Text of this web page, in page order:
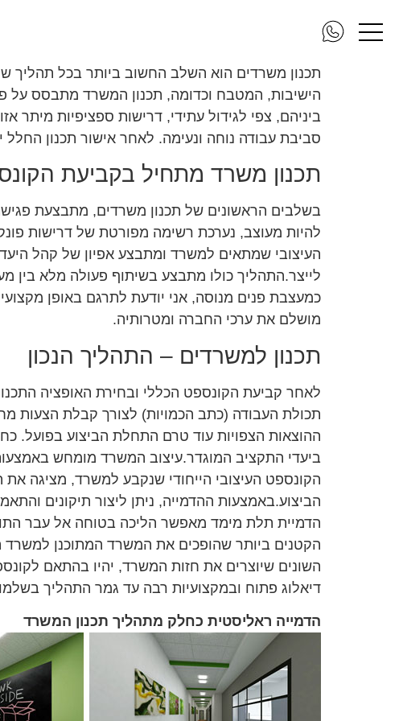
תכנון משרדים הוא השלב החשוב ביותר בכל תהליך
הישיבות, המטבח וכדומה, תכנון המשרד מתבסס על
ביניהם, צפי לגידול עתידי, דרישות ספציפיות
סביבת עבודה נוחה ונעימה. לאחר אישור תכנון
תכנון משרד מתחיל בקביעת
בשלבים הראשונים של תכנון משרדים, מתבצעת פגישת
להיות מעוצב, נערכת רשימה מפורטת של דרישות
העיצובי שמתאים למשרד ומתבצע אפיון של קהל
לייצר.התהליך כולו מתבצע בשיתוף פעולה מלא בין
כמעצבת פנים מנוסה, אני יודעת לתרגם באופן
מושלם את ערכי החברה ומטרותיה.
תכנון למשרדים – התהליך הנכון
לאחר קביעת הקונספט הכללי ובחירת האופציה
תכולת העבודה (כתב הכמויות) לצורך קבלת הצעות
ההוצאות הצפויות עוד טרם התחלת הביצוע בפועל.
ביעדי התקציב המוגדר.עיצוב המשרד מומחש
הקונספט העיצובי הייחודי שנקבע למשרד, מציגה
הביצוע.באמצעות ההדמייה, ניתן ליצור תיקונים
הדמיית תלת מימד מאפשר הליכה בטוחה אל עבר
הקטנים ביותר שהופכים את המשרד המתוכנן למשרד
השונים שיוצרים את חזות המשרד, יהיו בהתאם
דיאלוג פתוח ובמקצועיות רבה עד גמר התהליך
הדמייה ראליסטית כחלק מתהליך תכנון המשרד